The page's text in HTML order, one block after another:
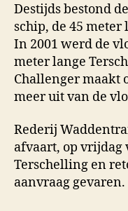
Destijds bestond
schip, de 45 meter
In 2001 werd de
meter lange
Challenger maakt
meer uit van de
Rederij
afvaart, op
Terschelling en
aanvraag gevaren.